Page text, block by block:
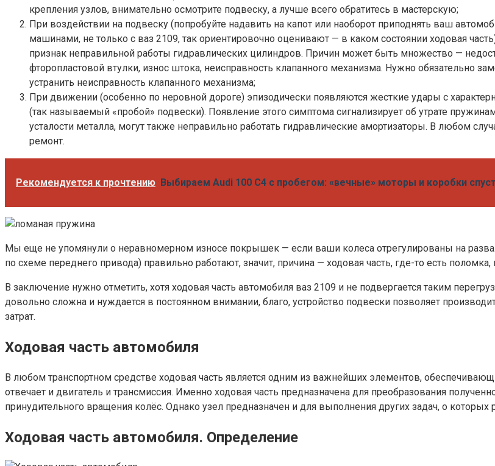
крепления узлов, внимательно осмотрите подвеску, а лучше всего обратитесь в мастерскую;
При воздействии на подвеску (попробуйте надавить на капот или наоборот приподнять ваш
машинами, не только с ваз 2109, так ориентировочно оценивают — в каком состоянии ходовая
признак неправильной работы гидравлических цилиндров. Причин может быть множество —
фторопластовой втулки, износ штока, неисправность клапанного механизма. Нужно обязательно
устранить неисправность клапанного механизма;
При движении (особенно по неровной дороге) эпизодически появляются жесткие удары с
(так называемый «пробой» подвески). Появление этого симптома сигнализирует об утрате
усталости металла, могут также неправильно работать гидравлические амортизаторы. В любом
ремонт.
Рекомендуется к прочтению Выбираем Audi 100 C4 с пробегом: «вечные» моторы и коробки
Мы еще не упомянули о неравномерном износе покрышек — если ваши колеса отрегулированы на
по схеме переднего привода) правильно работают, значит, причина — ходовая часть, где-то есть
В заключение нужно отметить, хотя ходовая часть автомобиля ваз 2109 и не подвергается таким
довольно сложна и нуждается в постоянном внимании, благо, устройство подвески позволяет
затрат.
Ходовая часть автомобиля
В любом транспортном средстве ходовая часть является одним из важнейших элементов,
отвечает и двигатель и трансмиссия. Именно ходовая часть предназначена для преобразования
принудительного вращения колёс. Однако узел предназначен и для выполнения других задач, о которых
Ходовая часть автомобиля. Определение